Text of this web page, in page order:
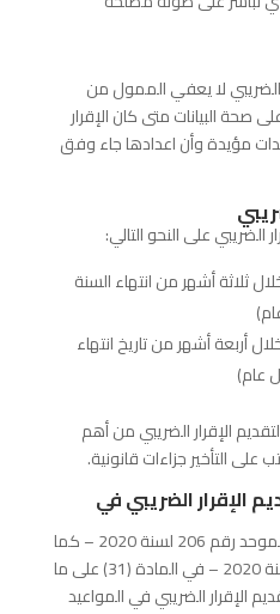
الضريبي لا يعفي الممول من
صحة البيانات متى كان الإقرار
مؤيدة وأن اعدادها جاء وفق
الضريبي على النحو التالي:
ثلاثة أشهر من انتهاء السنة
أربعة أشهر من تاريخ انتهاء
عام)
الإقرار الضريبي من أهم
على التأخير جزاءات قانونية.
الإقرار الضريبي في
ينص قانون الإجراءات الضريبية الموحد رقم 206 لسنة 2020 – كما
تم تعديله بالقانون رقم 211 لسنة 2020 – في المادة (31) على ما
الإقرار الضريبي في المواعيد